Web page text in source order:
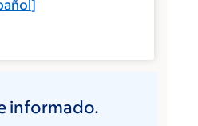
]
informado.